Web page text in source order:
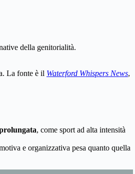
della genitorialità.
La fonte è il Waterford Whispers News,
, come sport ad alta intensità
e organizzativa pesa quanto quella